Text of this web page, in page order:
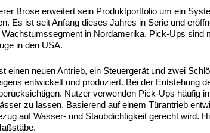
Brose erweitert sein Produktportfolio um ein
Es ist seit Anfang dieses Jahres in Serie und
in Nordamerika. Pick-Ups sind
in den USA.
einen neuen Antrieb, ein Steuergerät und zwei
entwickelt und produziert. Bei der Entstehung
Nutzer verwenden Pick-Ups häufig
zu lassen. Basierend auf einem Türantrieb
auf Wasser- und Staubdichtigkeit gerecht wird.